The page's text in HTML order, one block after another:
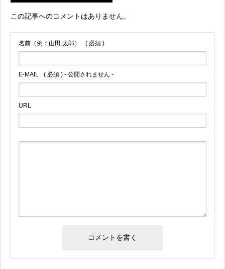
この記事へのコメントはありません。
名前（例：山田 太郎） ( 必須 )
E-MAIL ( 必須 ) - 公開されません -
URL